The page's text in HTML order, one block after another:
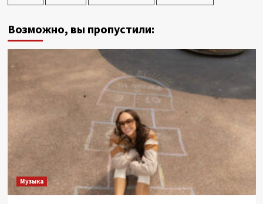
Возможно, вы пропустили:
Музыка